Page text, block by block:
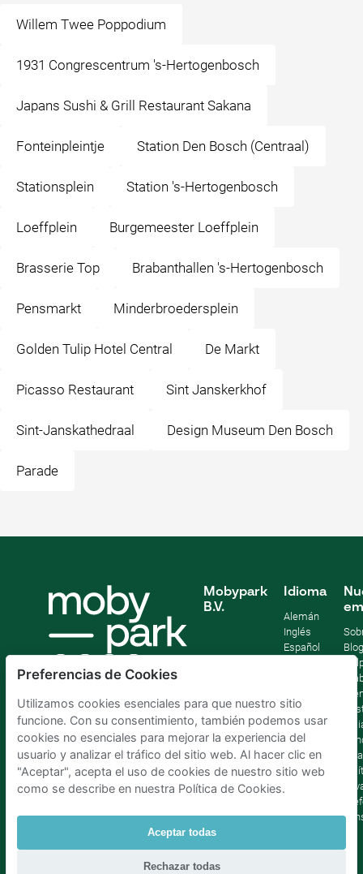
Willem Twee Poppodium
1931 Congrescentrum 's-Hertogenbosch
Japans Sushi & Grill Restaurant Sakana
Fonteinpleintje Station Den Bosch (Centraal)
Stationsplein Station 's-Hertogenbosch
Loeffplein Burgemeester Loeffplein
Brasserie Top Brabanthallen 's-Hertogenbosch
Pensmarkt Minderbroedersplein
Golden Tulip Hotel Central De Markt
Picasso Restaurant Sint Janskerkhof
Sint-Janskathedraal Design Museum Den Bosch
Parade
Mobypark
B.V.
Idioma
Alemán
Inglés
Español
Blog
Parking Madrid La Latina|Parking Madrid Bilbao
Preferencias de Cookies
Utilizamos cookies esenciales para que nuestro sitio
funcione. Con su consentimiento, también podemos usar
cookies no esenciales para mejorar la experiencia del
usuario y analizar el tráfico del sitio web. Al hacer clic en
"Aceptar", acepta el uso de cookies de nuestro sitio web
como se describe en nuestra Política de Cookies.
Aceptar todas
Rechazar todas